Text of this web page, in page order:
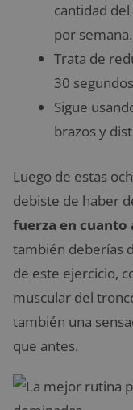
cantidad
por semana.
Trata de
30
Sigue
brazos y
Luego de estas
debiste de haber
fuerza en cuanto
también deberías
de este ejercicio,
muscular del
también una
que antes.